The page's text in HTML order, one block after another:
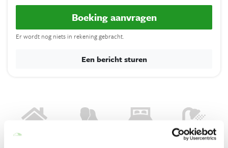
1 badkamer
Boeking aanvragen
Er wordt nog niets in rekening gebracht.
Een bericht sturen